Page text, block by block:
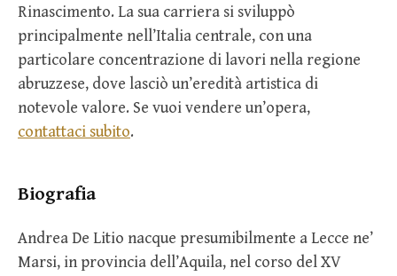
Rinascimento. La sua carriera si sviluppò
principalmente nell’Italia centrale, con una
particolare concentrazione di lavori nella regione
abruzzese, dove lasciò un’eredità artistica di
notevole valore. Se vuoi vendere un’opera,
contattaci subito.
Biografia
Andrea De Litio nacque presumibilmente a Lecce ne’
Marsi, in provincia dell’Aquila, nel corso del XV